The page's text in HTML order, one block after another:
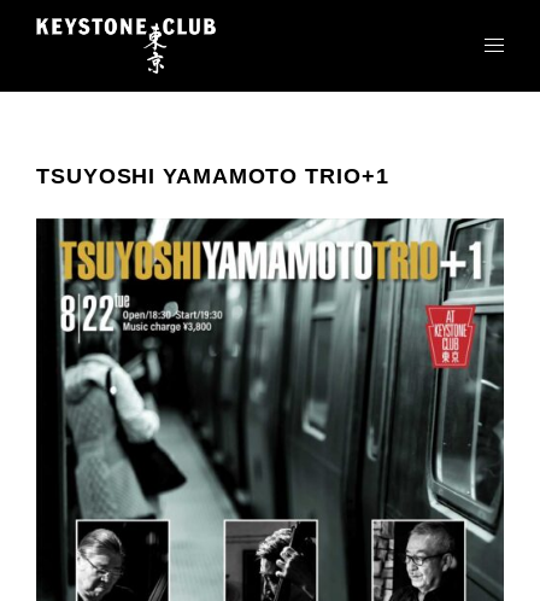
ン
TSUYOSHI YAMAMOTO TRIO+1